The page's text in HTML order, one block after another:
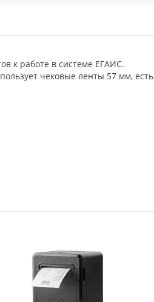
к работе в системе ЕГАИС.
чековые ленты 57 мм, есть